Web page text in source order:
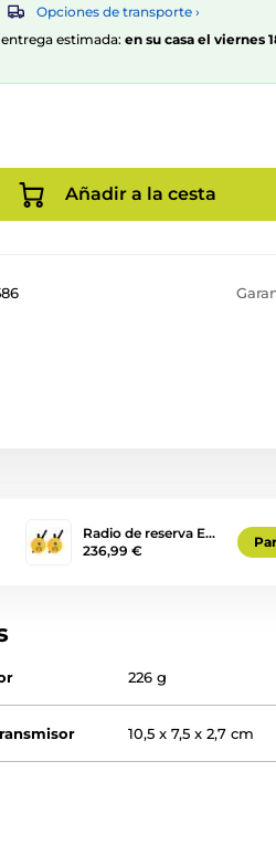
Opciones de transporte ›
entrega estimada: en su casa el viernes
Añadir a la cesta
Radio de reserva E…
236,99 €
226 g
10,5 x 7,5 x 2,7 cm